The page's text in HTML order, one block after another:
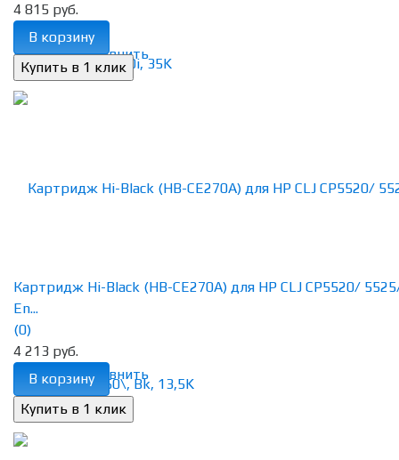
избранное сравнить
4 815 руб.
В корзину
избранное сравнить
Картридж Hi-Black (HB-CE270A) для HP CLJ CP5520/
En...
(0)
4 213 руб.
В корзину